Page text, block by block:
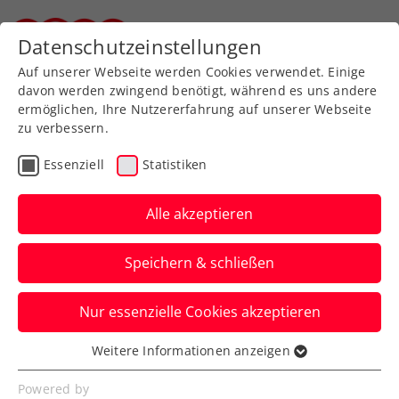
Zurück zur Newsübersicht
Turniere
French Open: ÖTV-Sextett
kämpft in Qualifikation
um Plätze im
Hauptbewerb
Fünf ÖTV-Herren und eine ÖTV-Dame
sind beim Grand-Slam-Turnier in Paris in
der Vorausscheidung dabei.
Datenschutzeinstellungen
Auf unserer Webseite werden Cookies verwendet. Einige
davon werden zwingend benötigt, während es uns andere
ermöglichen, Ihre Nutzererfahrung auf unserer Webseite
zu verbessern.
Essenziell Statistiken
Alle akzeptieren
Speichern & schließen
Nur essenzielle Cookies akzeptieren
Essenziell
Essenzielle Cookies werden für grundlegende
Weitere Informationen anzeigen
Powered by